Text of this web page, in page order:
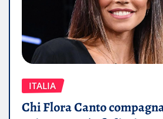
ITALIA
Chi Flora Canto